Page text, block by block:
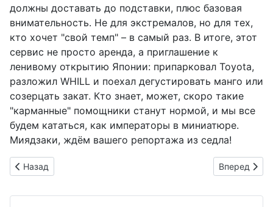
должны доставать до подставки, плюс базовая
внимательность. Не для экстремалов, но для тех,
кто хочет "свой темп" – в самый раз. В итоге, этот
сервис не просто аренда, а приглашение к
ленивому открытию Японии: припарковал Toyota,
разложил WHILL и поехал дегустировать манго или
созерцать закат. Кто знает, может, скоро такие
"карманные" помощники станут нормой, и мы все
будем кататься, как императоры в миниатюре.
Миядзаки, ждём вашего репортажа из седла!
Предыдущий: Автономные автобусы завоевывают Ояму:
Назад Следующий:
Вперед